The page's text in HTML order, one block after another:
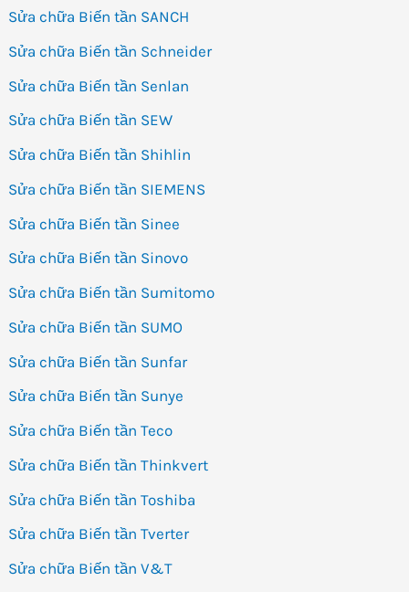
Sửa chữa Biến tần SANCH
Sửa chữa Biến tần Schneider
Sửa chữa Biến tần Senlan
Sửa chữa Biến tần SEW
Sửa chữa Biến tần Shihlin
Sửa chữa Biến tần SIEMENS
Sửa chữa Biến tần Sinee
Sửa chữa Biến tần Sinovo
Sửa chữa Biến tần Sumitomo
Sửa chữa Biến tần SUMO
Sửa chữa Biến tần Sunfar
Sửa chữa Biến tần Sunye
Sửa chữa Biến tần Teco
Sửa chữa Biến tần Thinkvert
Sửa chữa Biến tần Toshiba
Sửa chữa Biến tần Tverter
Sửa chữa Biến tần V&T